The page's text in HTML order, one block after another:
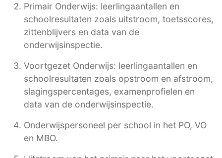
Primair Onderwijs: leerlingaantallen en
schoolresultaten zoals uitstroom, toetsscores,
zittenblijvers en data van de
onderwijsinspectie.
Voortgezet Onderwijs: leerlingaantallen en
schoolresultaten zoals opstroom en afstroom,
slagingspercentages, examenprofielen en
data van de onderwijsinspectie.
Onderwijspersoneel per school in het PO, VO
en MBO.